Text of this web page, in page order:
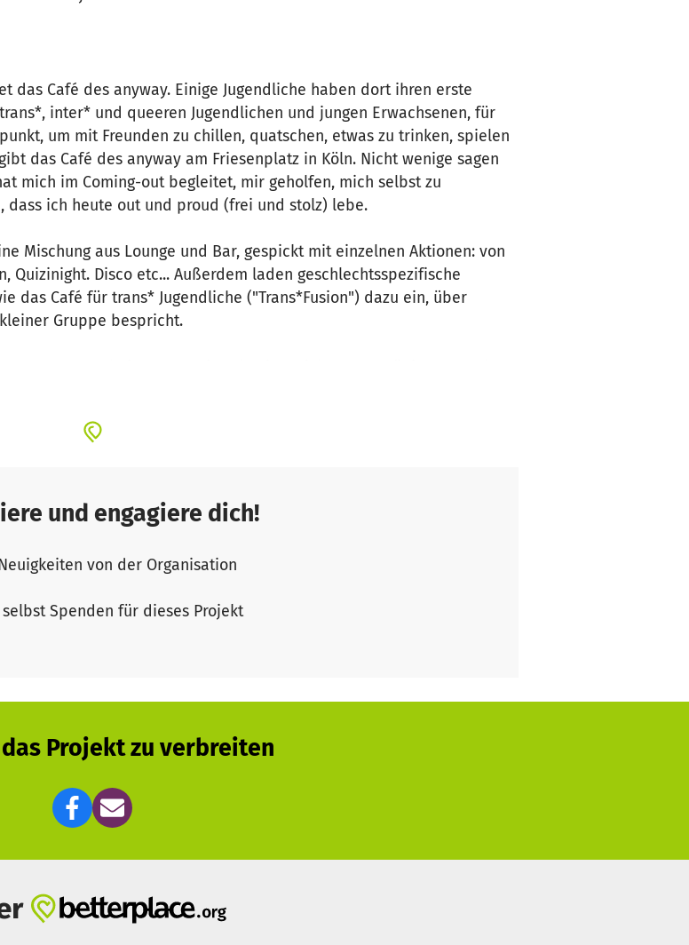
das Café des anyway. Einige Jugendliche haben dort ihren erste
inter* und queeren Jugendlichen und jungen Erwachsenen, für
um mit Freunden zu chillen, quatschen, etwas zu trinken, spielen
das Café des anyway am Friesenplatz in Köln. Nicht wenige sagen
mich im Coming-out begleitet, mir geholfen, mich selbst zu
ich heute out und proud (frei und stolz) lebe.
Mischung aus Lounge und Bar, gespickt mit einzelnen Aktionen: von
Quizinight. Disco etc... Außerdem laden geschlechtsspezifische
das Café für trans* Jugendliche ("Trans*Fusion") dazu ein, über
Gruppe bespricht.
richtige Musik im Café und für nette Gespräche an der Bar. Unsere
deshalb über Unterstützung!
und engagiere dich!
von der Organisation
Spenden für dieses Projekt
Projekt zu verbreiten